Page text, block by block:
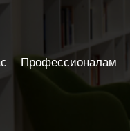
Профессионалам